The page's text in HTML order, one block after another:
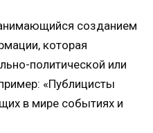
созданием
которая
политической или
«Публицисты
в мире событиях и